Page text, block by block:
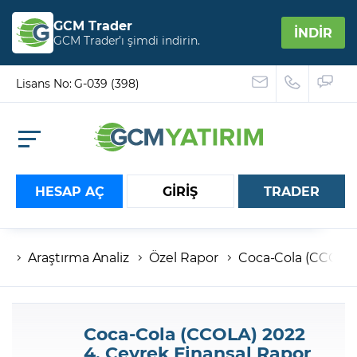
GCM Trader
GCM Trader’ı şimdi indirin. İNDİR
Lisans No: G-039 (398)
HESAP AÇ GİRİŞ
Hesap numaranız
Şifreniz
TRADER
Araştırma Analiz Özel Rapor Coca-Cola
Coca-Cola (CCOLA) 2022
4. Çeyrek Finansal Rapor